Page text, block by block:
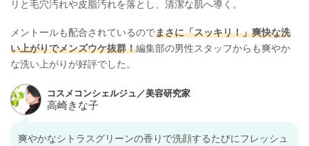
リと毛穴汚れや皮脂汚れを落とし、清潔な肌へ導く。
メントールも配合されているのでまさに「スッキリ！」爽快な洗
い上がりでメンズウケ抜群！編集部の男性スタッフからも爽やか
な洗い上がりが好評でした。
爽やかなシトラスグリーンの香りで洗顔するたびにフレッシュ